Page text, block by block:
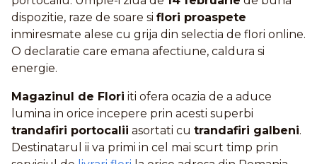
dispozitie, raze de soare si flori proaspete
inmiresmate alese cu grija din selectia de flori online.
O declaratie care emana afectiune, caldura si
energie.
Magazinul de Flori iti ofera ocazia de a aduce
lumina in orice incepere prin acesti superbi
trandafiri portocalii asortati cu trandafiri galbeni.
Destinatarul ii va primi in cel mai scurt timp prin